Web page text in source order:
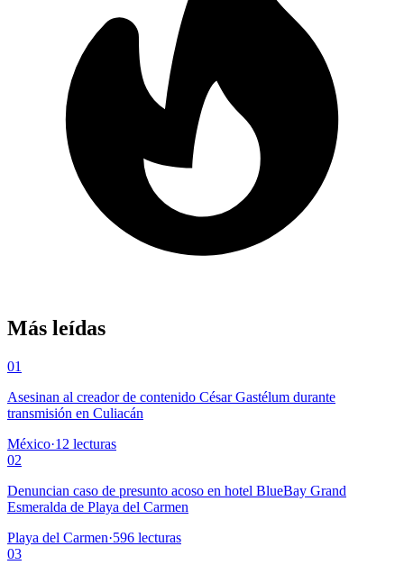
Más leídas
01
Asesinan al creador de contenido César Gastélum durante
transmisión en Culiacán
México·12 lecturas
02
Denuncian caso de presunto acoso en hotel BlueBay Grand
Esmeralda de Playa del Carmen
Playa del Carmen·596 lecturas
03